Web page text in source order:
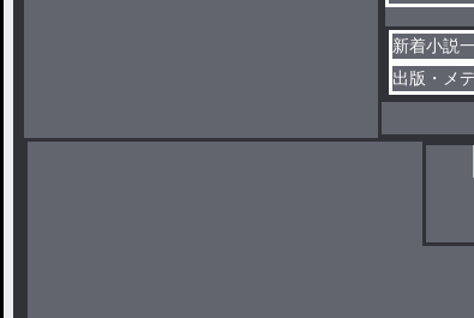
新着小説
出版・メ